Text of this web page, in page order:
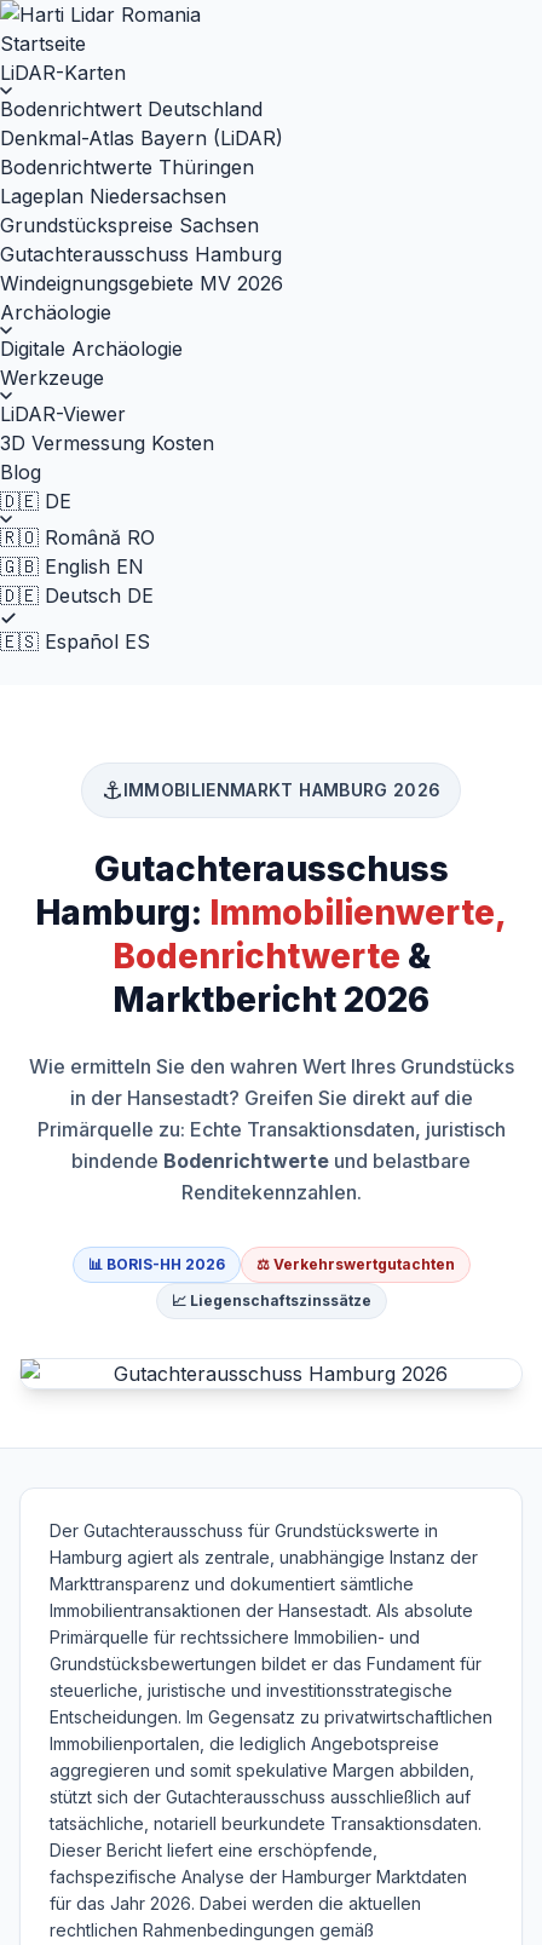
Startseite
LiDAR-Karten
Bodenrichtwert Deutschland
Denkmal-Atlas Bayern (LiDAR)
Bodenrichtwerte Thüringen
Lageplan Niedersachsen
Grundstückspreise Sachsen
Gutachterausschuss Hamburg
Windeignungsgebiete MV 2026
Archäologie
Digitale Archäologie
Werkzeuge
LiDAR-Viewer
3D Vermessung Kosten
Blog
🇩🇪 DE
🇷🇴 Română RO
🇬🇧 English EN
🇩🇪 Deutsch DE
🇪🇸 Español ES
⚓IMMOBILIENMARKT HAMBURG 2026
Gutachterausschuss
Hamburg: Immobilienwerte,
Bodenrichtwerte &
Marktbericht 2026
Wie ermitteln Sie den wahren Wert Ihres Grundstücks
in der Hansestadt? Greifen Sie direkt auf die
Primärquelle zu: Echte Transaktionsdaten, juristisch
bindende Bodenrichtwerte und belastbare
Renditekennzahlen.
📊 BORIS-HH 2026
⚖️ Verkehrswertgutachten
📈 Liegenschaftszinssätze
Der Gutachterausschuss für Grundstückswerte in
Hamburg agiert als zentrale, unabhängige Instanz der
Markttransparenz und dokumentiert sämtliche
Immobilientransaktionen der Hansestadt. Als absolute
Primärquelle für rechtssichere Immobilien- und
Grundstücksbewertungen bildet er das Fundament für
steuerliche, juristische und investitionsstrategische
Entscheidungen. Im Gegensatz zu privatwirtschaftlichen
Immobilienportalen, die lediglich Angebotspreise
aggregieren und somit spekulative Margen abbilden,
stützt sich der Gutachterausschuss ausschließlich auf
tatsächliche, notariell beurkundete Transaktionsdaten.
Dieser Bericht liefert eine erschöpfende,
fachspezifische Analyse der Hamburger Marktdaten
für das Jahr 2026. Dabei werden die aktuellen
rechtlichen Rahmenbedingungen gemäß